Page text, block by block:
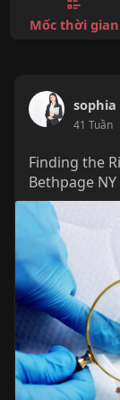
Mốc thời gian
sophia
41 Tuần
Finding the
Bethpage